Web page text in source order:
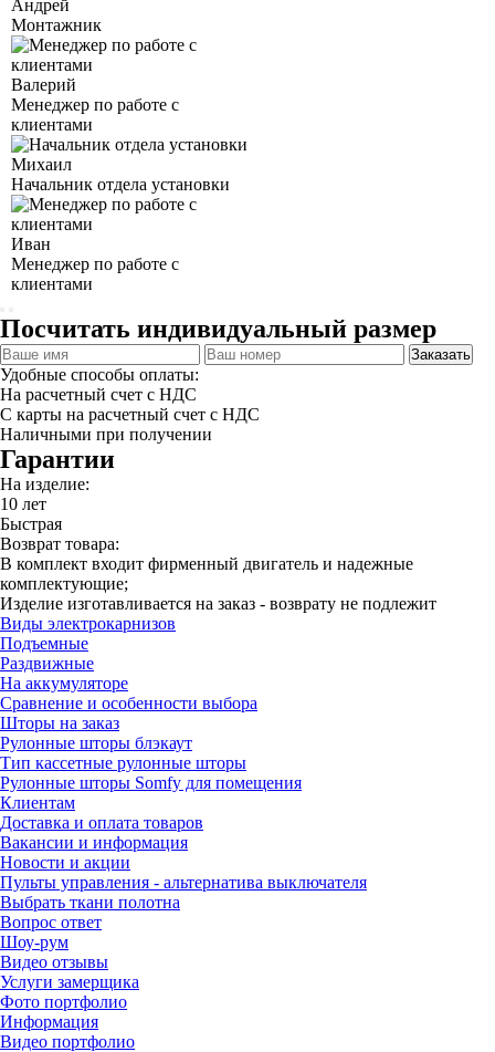
Андрей
Монтажник
Валерий
Менеджер по работе с
клиентами
Михаил
Начальник отдела установки
Иван
Менеджер по работе с
клиентами
Посчитать индивидуальный размер
Заказать
Удобные способы оплаты:
На расчетный счет с НДС
С карты на расчетный счет с НДС
Наличными при получении
Гарантии
На изделие:
10 лет
Быстрая
Возврат товара:
В комплект входит фирменный двигатель и надежные
комплектующие;
Изделие изготавливается на заказ - возврату не подлежит
Виды электрокарнизов
Подъемные
Раздвижные
На аккумуляторе
Сравнение и особенности выбора
Шторы на заказ
Рулонные шторы блэкаут
Тип кассетные рулонные шторы
Рулонные шторы Somfy для помещения
Клиентам
Доставка и оплата товаров
Вакансии и информация
Новости и акции
Пульты управления - альтернатива выключателя
Выбрать ткани полотна
Вопрос ответ
Шоу-рум
Видео отзывы
Услуги замерщика
Фото портфолио
Информация
Видео портфолио